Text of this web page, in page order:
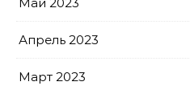
Апрель 2023
Март 2023